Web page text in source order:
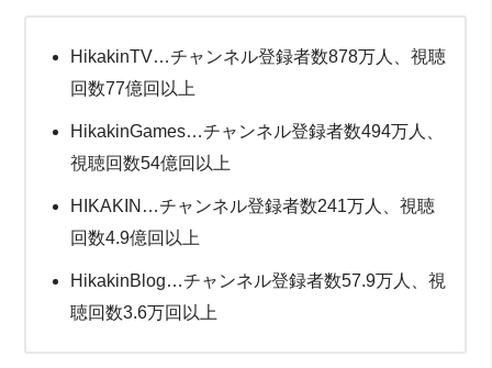
HikakinTV…チャンネル登録者数878万人、視聴
回数77億回以上
HikakinGames…チャンネル登録者数494万人、
視聴回数54億回以上
HIKAKIN…チャンネル登録者数241万人、視聴
回数4.9億回以上
HikakinBlog…チャンネル登録者数57.9万人、視
聴回数3.6万回以上